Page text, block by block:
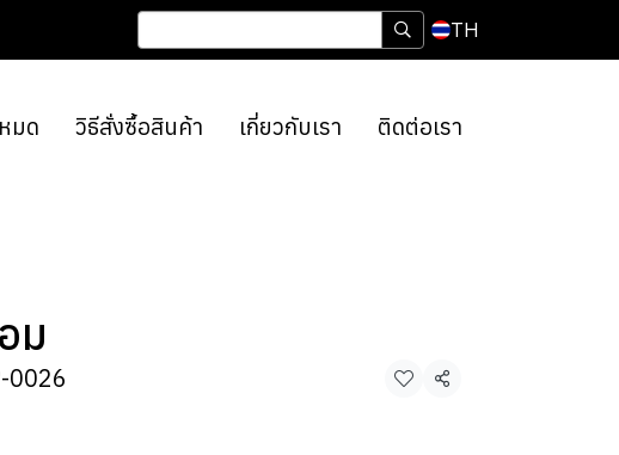
TH
มด วิธีสั่งซื้อสินค้า เกี่ยวกับเรา ติดต่อเรา
ม
0026 แชร์